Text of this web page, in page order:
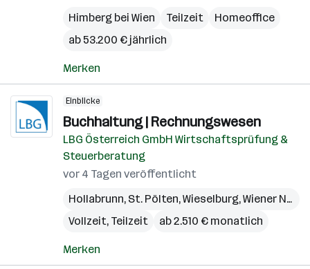
Himberg bei Wien
Teilzeit
Homeoffice
ab 53.200 € jährlich
Merken
Einblicke
Buchhaltung | Rechnungswesen
LBG Österreich GmbH Wirtschaftsprüfung &
Steuerberatung
vor 4 Tagen veröffentlicht
Hollabrunn, St. Pölten,Wieselburg,Wiener Neustadt
Vollzeit, Teilzeit
ab 2.510 € monatlich
Merken